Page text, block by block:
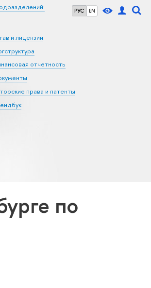
РУС EN
и лицензии
отчетность
права и патенты
по